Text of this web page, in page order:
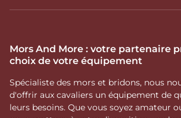
Mors And More : votre partenaire
choix de votre équipement
Spécialiste des mors et bridons, nous
d'offrir aux cavaliers un équipement de
leurs besoins. Que vous soyez amateur